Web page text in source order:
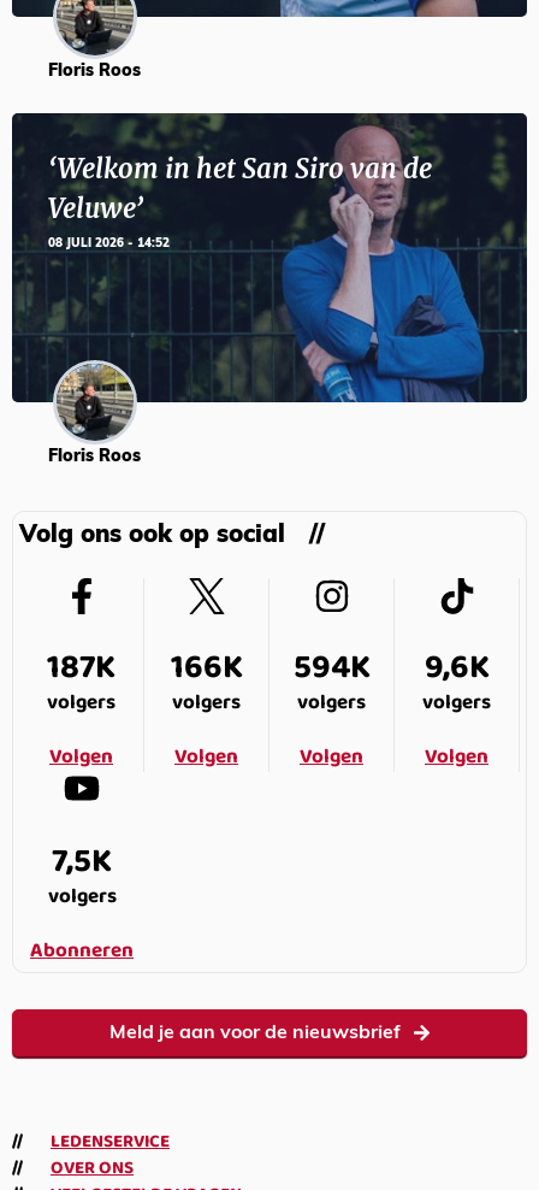
Floris Roos
‘Welkom in het San Siro van de
Veluwe’
08 JULI 2026 - 14:52
Floris Roos
Volg ons ook op social
187K
volgers
Volgen
166K
volgers
Volgen
594K
volgers
Volgen
9,6K
volgers
Volgen
7,5K
volgers
Abonneren
Meld je aan voor de nieuwsbrief
LEDENSERVICE
OVER ONS